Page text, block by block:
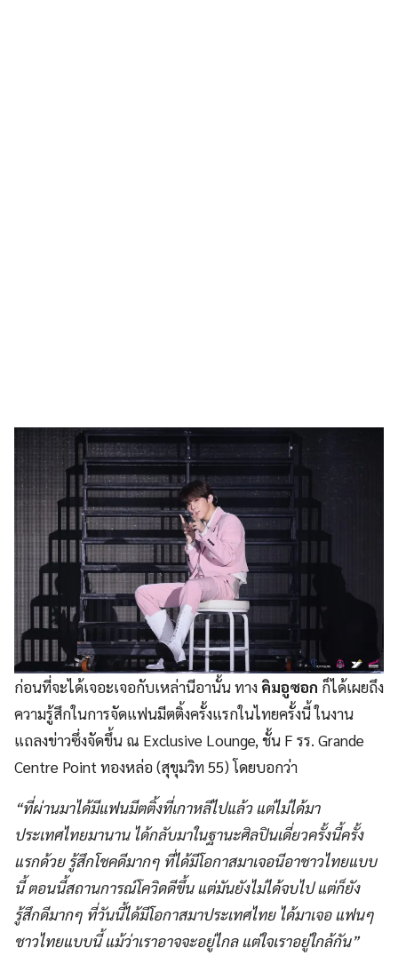
ก่อนที่จะได้เจอะเจอกับเหล่านีอานั้น ทาง คิมอูซอก ก็ได้เผยถึง
ความรู้สึกในการจัดแฟนมีตติ้งครั้งแรกในไทยครั้งนี้ ในงาน
แถลงข่าวซึ่งจัดขึ้น ณ Exclusive Lounge, ชั้น F รร. Grande
Centre Point ทองหล่อ (สุขุมวิท 55) โดยบอกว่า
“ที่ผ่านมาได้มีแฟนมีตติ้งที่เกาหลีไปแล้ว แต่ไม่ได้มา
ประเทศไทยมานาน ได้กลับมาในฐานะศิลปินเดี่ยวครั้งนี้ครั้ง
แรกด้วย รู้สึกโชคดีมากๆ ที่ได้มีโอกาสมาเจอนีอาชาวไทยแบบ
นี้ ตอนนี้สถานการณ์โควิดดีขึ้น แต่มันยังไม่ได้จบไป แต่ก็ยัง
รู้สึกดีมากๆ ที่วันนี้ได้มีโอกาสมาประเทศไทย ได้มาเจอ แฟนๆ
ชาวไทยแบบนี้ แม้ว่าเราอาจจะอยู่ไกล แต่ใจเราอยู่ใกล้กัน”